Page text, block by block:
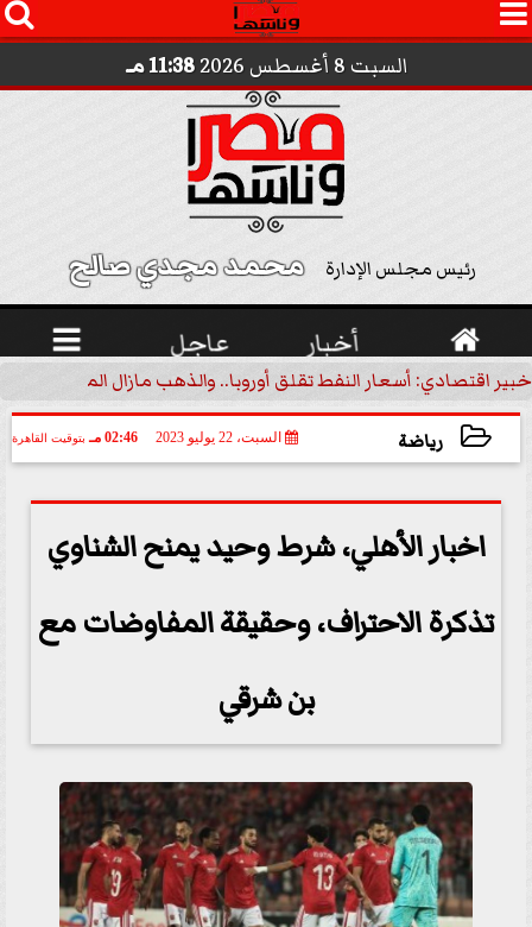
 
السبت 8 أغسطس 2026 11:38 مـ
رئيس مجلس الإدارة محمد مجدي صالح
 أخبار عاجل 
خبير اقتصادي: أسعار النفط تقلق أوروبا.. والذهب مازال الملاذ الآمن |
رياضة السبت، 22 يوليو 2023 02:46 مـ بتوقيت القاهرة
اخبار الأهلي، شرط وحيد يمنح الشناوي
تذكرة الاحتراف، وحقيقة المفاوضات مع
بن شرقي